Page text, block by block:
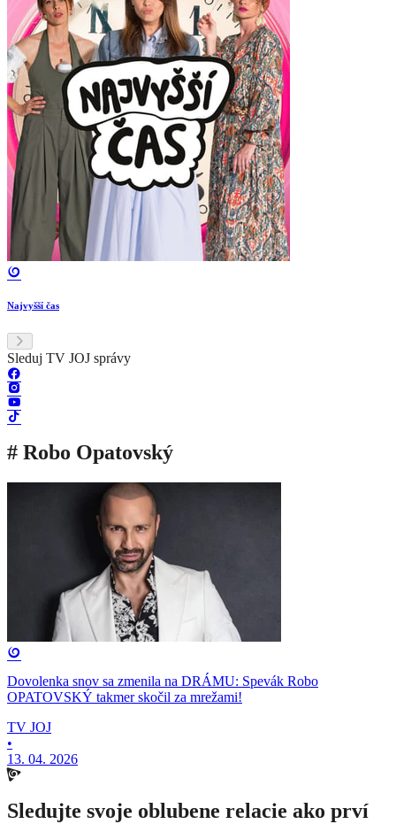
Najvyšší čas
Sleduj TV JOJ správy
# Robo Opatovský
Dovolenka snov sa zmenila na DRÁMU: Spevák Robo
OPATOVSKÝ takmer skočil za mrežami!
TV JOJ
•
13. 04. 2026
Sledujte svoje oblubene relacie ako prví